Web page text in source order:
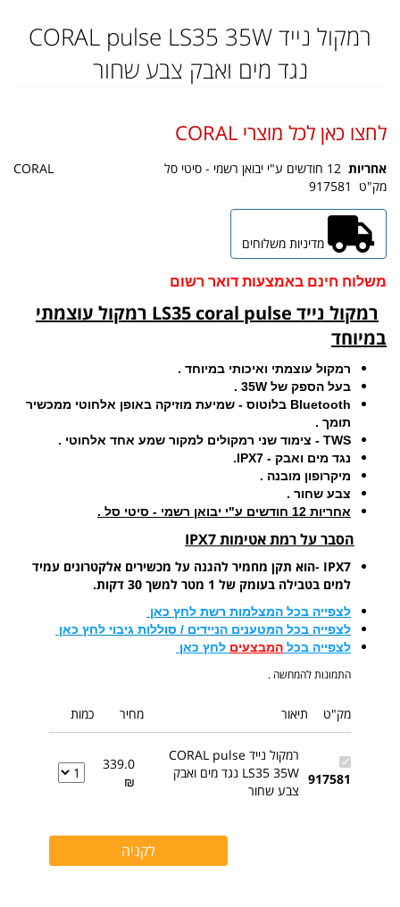
רמקול נייד CORAL pulse LS35 35W
נגד מים ואבק צבע שחור
לחצו כאן לכל מוצרי CORAL
CORAL אחריות
מק"ט
917581
משלוח חינם באמצעות דואר רשום
רמקול נייד LS35 coral pulse רמקול עוצמתי
במיוחד
רמקול עוצמתי ואיכותי במיוחד .
בעל הספק של 35W .
Bluetooth בלוטוס - שמיעת מוזיקה באופן אלחוטי ממכשיר
תומך .
TWS - צימוד שני רמקולים למקור שמע אחד אלחוטי .
נגד מים ואבק - IPX7.
מיקרופון מובנה .
צבע שחור .
אחריות 12 חודשים ע"י יבואן רשמי - סיטי סל .
הסבר על רמת אטימות IPX7
IPX7 -הוא תקן מחמיר להגנה על מכשירים אלקטרונים עמיד
למים בטבילה בעומק של 1 מטר למשך 30 דקות.
לצפייה בכל המצלמות רשת לחץ כאן
לצפייה בכל המטענים הניידים / סוללות גיבוי לחץ כאן
לצפייה בכל המבצעים לחץ כאן
התמונות להמחשה .
מק"ט תיאור מחיר כמות
917581
רמקול נייד CORAL pulse
LS35 35W נגד מים ואבק
צבע שחור
339.0
₪